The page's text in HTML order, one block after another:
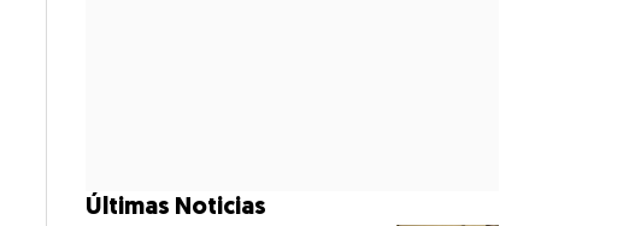
Últimas Noticias